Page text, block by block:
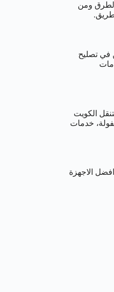
الطرق ومن
في تصليح
الكويت
خدمات
الاجهزة